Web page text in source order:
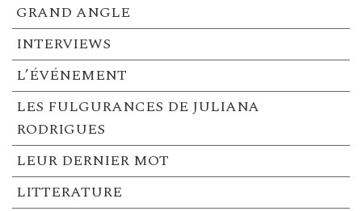
GRAND ANGLE
INTERVIEWS
L’ÉVÉNEMENT
LES FULGURANCES DE JULIANA
RODRIGUES
LEUR DERNIER MOT
LITTERATURE